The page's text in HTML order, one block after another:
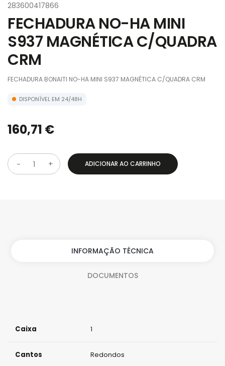
283600417866
FECHADURA NO-HA MINI
S937 MAGNÉTICA C/QUADRA
CRM
FECHADURA BONAITI NO-HA MINI S937 MAGNÉTICA C/QUADRA CRM
DISPONÍVEL EM 24/48H
160,71 €
Q
ADICIONAR AO CARRINHO
INFORMAÇÃO TÉCNICA
DOCUMENTOS
Caixa 1
Cantos Redondos